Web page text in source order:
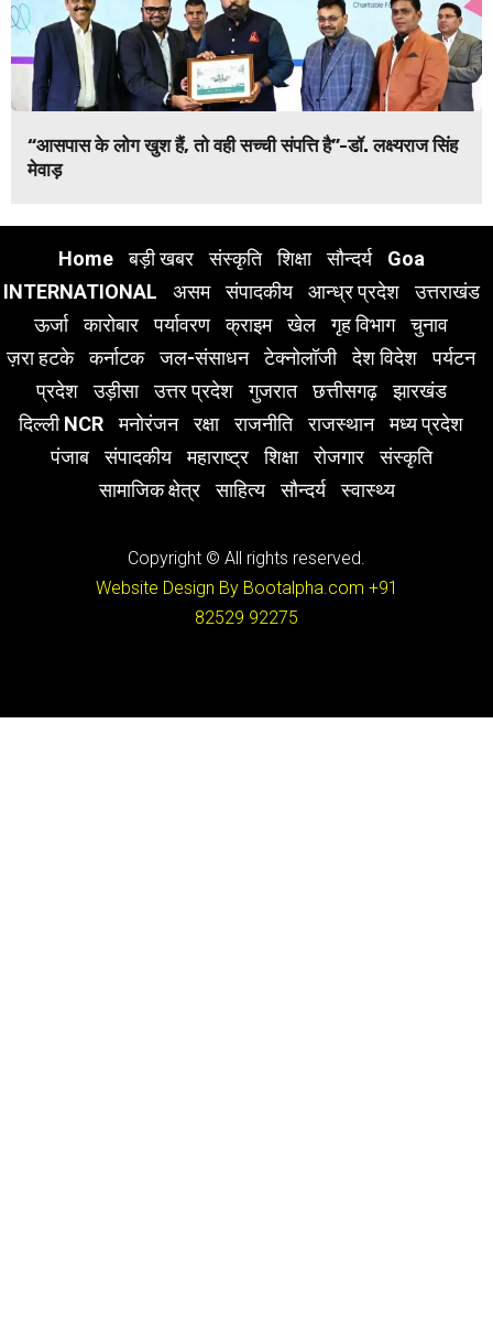
“आसपास के लोग खुश हैं, तो वही सच्ची संपत्ति है”-डॉ. लक्ष्यराज सिंह
मेवाड़
Home बड़ी खबर संस्कृति शिक्षा सौन्दर्य
Goa
INTERNATIONAL
असम संपादकीय आन्ध्र प्रदेश
उत्तराखंड
ऊर्जा
कारोबार पर्यावरण क्राइम खेल गृह विभाग
चुनाव
ज़रा हटके
कर्नाटक जल-संसाधन टेक्नोलॉजी देश विदेश
पर्यटन
प्रदेश
उड़ीसा उत्तर प्रदेश गुजरात छत्तीसगढ़
झारखंड
दिल्ली NCR
मनोरंजन रक्षा राजनीति राजस्थान
मध्य प्रदेश
पंजाब
संपादकीय महाराष्ट्र शिक्षा रोजगार
संस्कृति
सामाजिक क्षेत्र
साहित्य सौन्दर्य स्वास्थ्य
Copyright © All rights reserved.
Website Design By Bootalpha.com +91
82529 92275